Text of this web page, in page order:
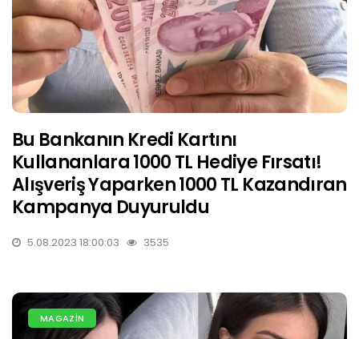
Bu Bankanın Kredi Kartını
Kullananlara 1000 TL Hediye Fırsatı!
Alışveriş Yaparken 1000 TL Kazandıran
Kampanya Duyuruldu
5.08.2023 18:00:03 3535
MAGAZİN